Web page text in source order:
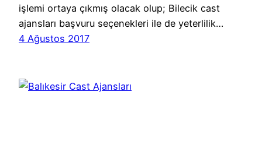
işlemi ortaya çıkmış olacak olup; Bilecik cast
ajansları başvuru seçenekleri ile de yeterlilik…
4 Ağustos 2017